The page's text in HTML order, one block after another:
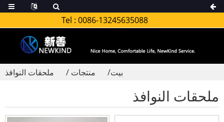
Tel : 0086-13245635088
بيت منتجات ملحقات النوافذ
ملحقات النوافذ